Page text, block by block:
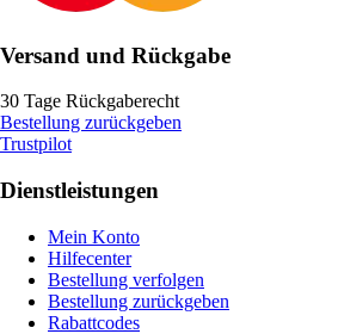
Versand und Rückgabe
30 Tage Rückgaberecht
Bestellung zurückgeben
Trustpilot
Dienstleistungen
Mein Konto
Hilfecenter
Bestellung verfolgen
Bestellung zurückgeben
Rabattcodes